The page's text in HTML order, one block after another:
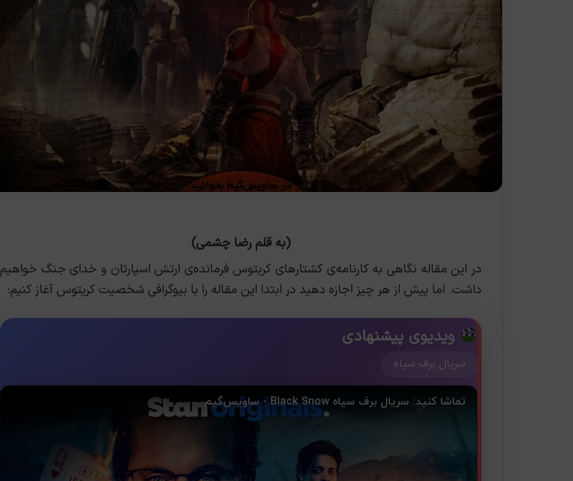
(به قلم رضا چشمی)
در این مقاله نگاهی به کارنامه‌ی کشتارهای کریتوس فرمانده‌ی ارتش اسپارتان و خدای جنگ خواهیم
داشت. اما پیش از هر چیز اجازه دهید در ابتدا این مقاله را با بیوگرافی شخصیت کریتوس آغاز کنیم:
ویدیوی پیشنهادی
سریال برف سیاه